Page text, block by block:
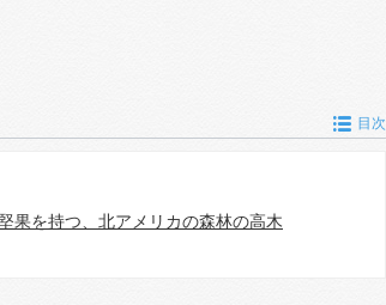
目次
果を持つ、北アメリカの森林の高木